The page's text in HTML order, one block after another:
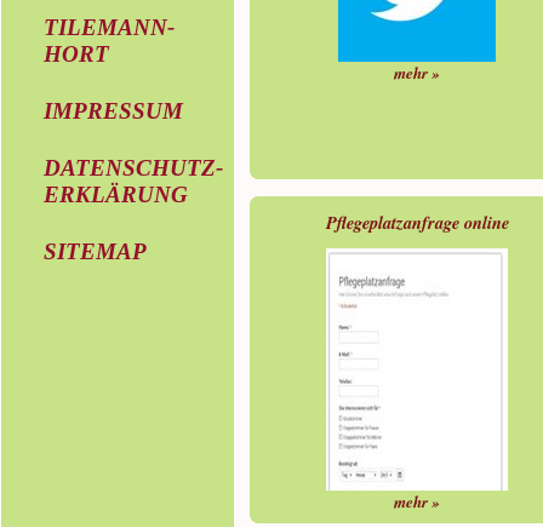
TILEMANN-
HORT
IMPRESSUM
DATENSCHUTZ-
ERKLÄRUNG
SITEMAP
mehr »
Pflegeplatzanfrage online
mehr »